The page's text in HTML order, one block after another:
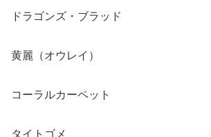
ドラゴンズ・ブラッド
黄麗（オウレイ）
コーラルカーペット
タイトゴメ